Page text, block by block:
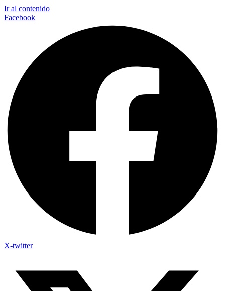
Ir al contenido
Facebook
X-twitter